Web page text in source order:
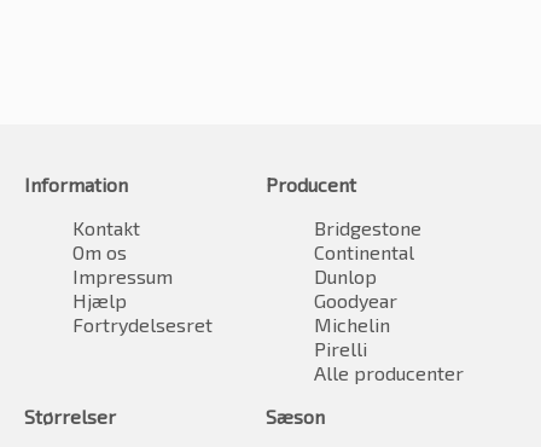
Information
Kontakt
Om os
Impressum
Hjælp
Fortrydelsesret
Producent
Bridgestone
Continental
Dunlop
Goodyear
Michelin
Pirelli
Alle producenter
Størrelser
Sæson